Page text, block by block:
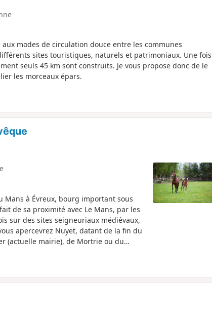
modes de circulation douce entre les communes
sites touristiques, naturels et patrimoniaux. Une fois
seuls 45 km sont construits. Je vous propose donc de le
les morceaux épars.
à Évreux, bourg important sous
de sa proximité avec Le Mans, par les
sur des sites seigneuriaux médiévaux,
apercevrez Nuyet, datant de la fin du
(actuelle mairie), de Mortrie ou du